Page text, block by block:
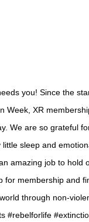
you! Since the
Week, XR
We are so grateful
sleep and
amazing job to hold
for membership and
through non-
#rebelforlife